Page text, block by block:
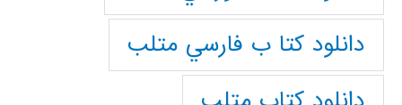
دانلود كتا ب فارسي متلب